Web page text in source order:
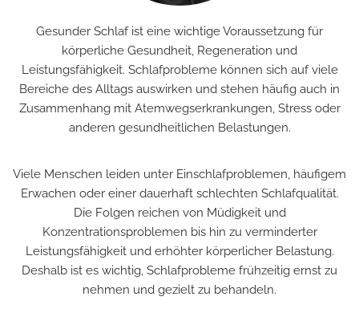
Gesunder Schlaf ist eine wichtige Voraussetzung für
körperliche Gesundheit, Regeneration und
Leistungsfähigkeit. Schlafprobleme können sich auf viele
Bereiche des Alltags auswirken und stehen häufig auch in
Zusammenhang mit Atemwegserkrankungen, Stress oder
anderen gesundheitlichen Belastungen.
Viele Menschen leiden unter Einschlafproblemen, häufigem
Erwachen oder einer dauerhaft schlechten Schlafqualität.
Die Folgen reichen von Müdigkeit und
Konzentrationsproblemen bis hin zu verminderter
Leistungsfähigkeit und erhöhter körperlicher Belastung.
Deshalb ist es wichtig, Schlafprobleme frühzeitig ernst zu
nehmen und gezielt zu behandeln.